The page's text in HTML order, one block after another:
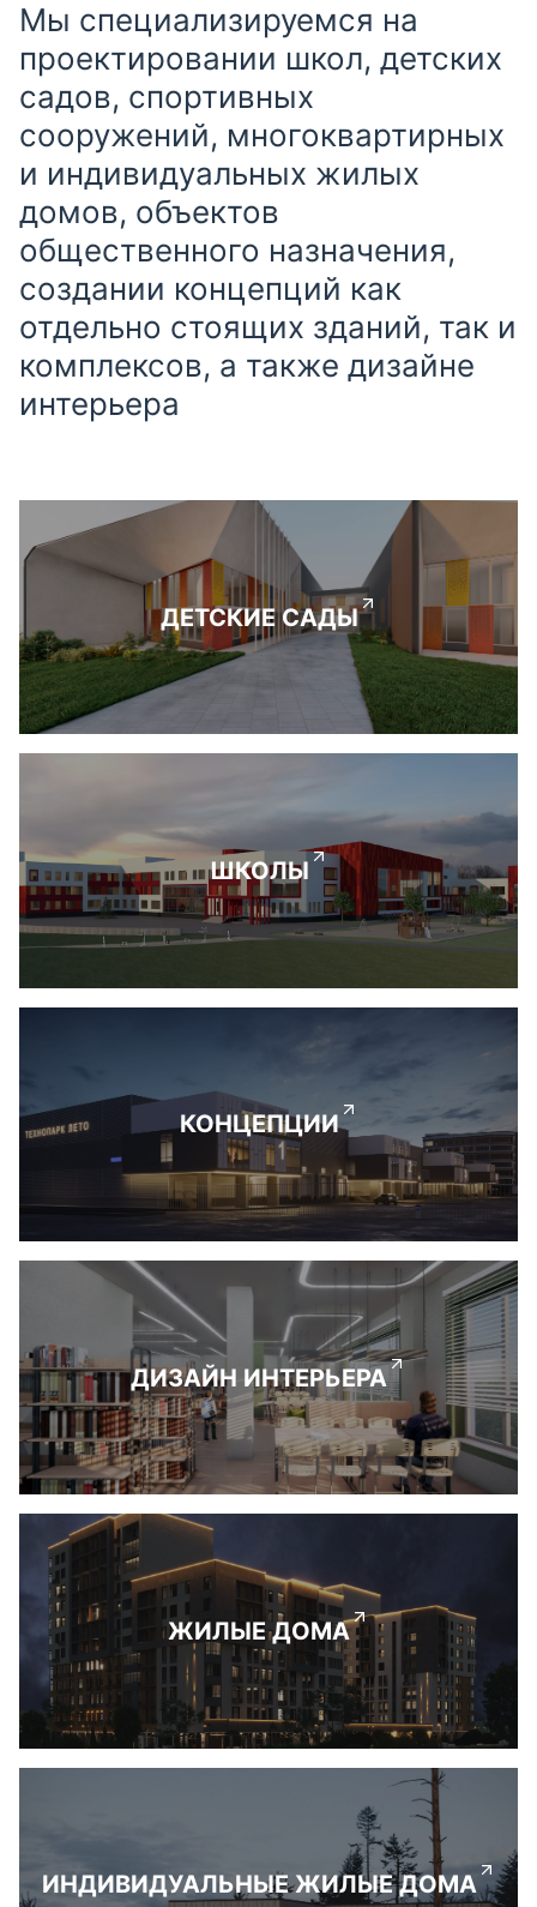
Мы специализируемся на
проектировании школ, детских
садов, спортивных
сооружений, многоквартирных
и индивидуальных жилых
домов, объектов
общественного назначения,
создании концепций как
отдельно стоящих зданий, так и
комплексов, а также дизайне
интерьера
ДЕТСКИЕ САДЫ
ШКОЛЫ
КОНЦЕПЦИИ
ДИЗАЙН ИНТЕРЬЕРА
ЖИЛЫЕ ДОМА
ИНДИВИДУАЛЬНЫЕ ЖИЛЫЕ ДОМА